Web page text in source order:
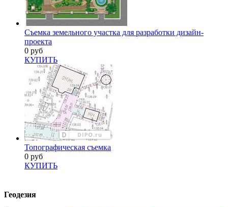
Съемка земельного участка для разработки дизайн-
проекта
0 руб
КУПИТЬ
Топографическая съемка
0 руб
КУПИТЬ
Геодезия